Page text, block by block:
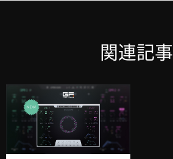
関連記事